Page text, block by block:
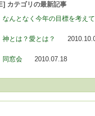
カテゴリの最新記事
なんとなく今年の目標を考えて
神とは？愛とは？
同窓会 2010.07.18